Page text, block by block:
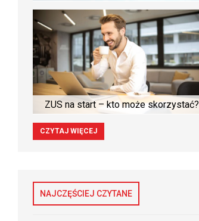
ZUS na start – kto może skorzystać?
CZYTAJ WIĘCEJ
NAJCZĘŚCIEJ CZYTANE